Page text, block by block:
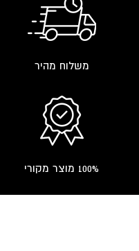
משלוח מהיר
100% מוצר מקורי